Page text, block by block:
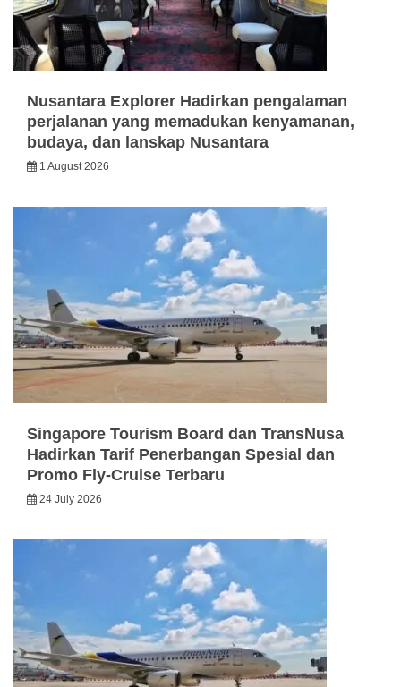
Nusantara Explorer Hadirkan pengalaman
perjalanan yang memadukan kenyamanan,
budaya, dan lanskap Nusantara
1 August 2026
Singapore Tourism Board dan TransNusa
Hadirkan Tarif Penerbangan Spesial dan
Promo Fly-Cruise Terbaru
24 July 2026